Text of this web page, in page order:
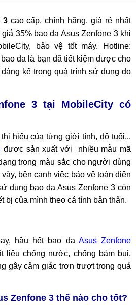
3cao cấp, chính hãng, giá rẻ nhất
35% bao da Asus Zenfone 3 khi
bảo vệ tốt máy. Hotline:
da là bạn đã tiết kiệm được cho
kể trong quá trính sử dụng do
3 tại MobileCity có
hiếu của từng giới tính, độ tuổi,..
được sản xuất với nhiều mẫu mã
trong màu sắc cho người dùng
bên cạnh việc bảo vệ toàn diện
dụng bao da Asus Zenfone 3 còn
bị của mình theo cá tính bản thân.
hầu hết bao da Asus Zenfone
liệu chống nước, chống bám bụi,
gây cảm giác trơn trượt trong quá
Zenfone 3 thế nào cho tốt?